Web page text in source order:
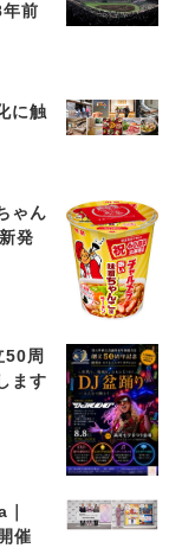
前
に触
ゃん
発
50周
ます
催